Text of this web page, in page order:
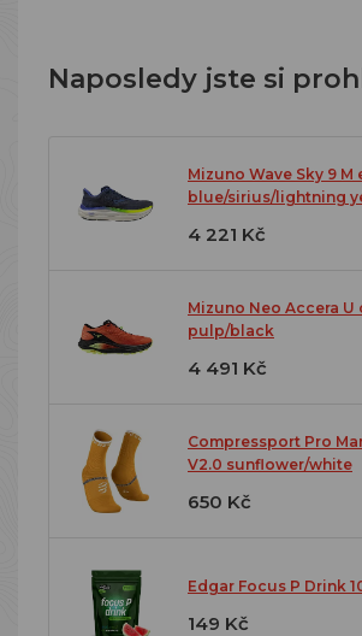
Naposledy jste si
Mizuno Wave Sky 9 M
blue/sirius/lightning
4 221 Kč
Mizuno Neo Accera U
pulp/black
4 491 Kč
Compressport Pro
V2.0 sunflower/white
650 Kč
Edgar Focus P Drink
149 Kč